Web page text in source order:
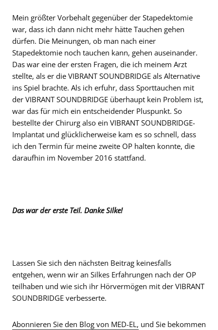
Mein größter Vorbehalt gegenüber der Stapedektomie
war, dass ich dann nicht mehr hätte Tauchen gehen
dürfen. Die Meinungen, ob man nach einer
Stapedektomie noch tauchen kann, gehen auseinander.
Das war eine der ersten Fragen, die ich meinem Arzt
stellte, als er die VIBRANT SOUNDBRIDGE als Alternative
ins Spiel brachte. Als ich erfuhr, dass Sporttauchen mit
der VIBRANT SOUNDBRIDGE überhaupt kein Problem ist,
war das für mich ein entscheidender Pluspunkt. So
bestellte der Chirurg also ein VIBRANT SOUNDBRIDGE-
Implantat und glücklicherweise kam es so schnell, dass
ich den Termin für meine zweite OP halten konnte, die
daraufhin im November 2016 stattfand.
Das war der erste Teil. Danke Silke!
Lassen Sie sich den nächsten Beitrag keinesfalls
entgehen, wenn wir an Silkes Erfahrungen nach der OP
teilhaben und wie sich ihr Hörvermögen mit der VIBRANT
SOUNDBRIDGE verbesserte.
Abonnieren Sie den Blog von MED-EL, und Sie bekommen